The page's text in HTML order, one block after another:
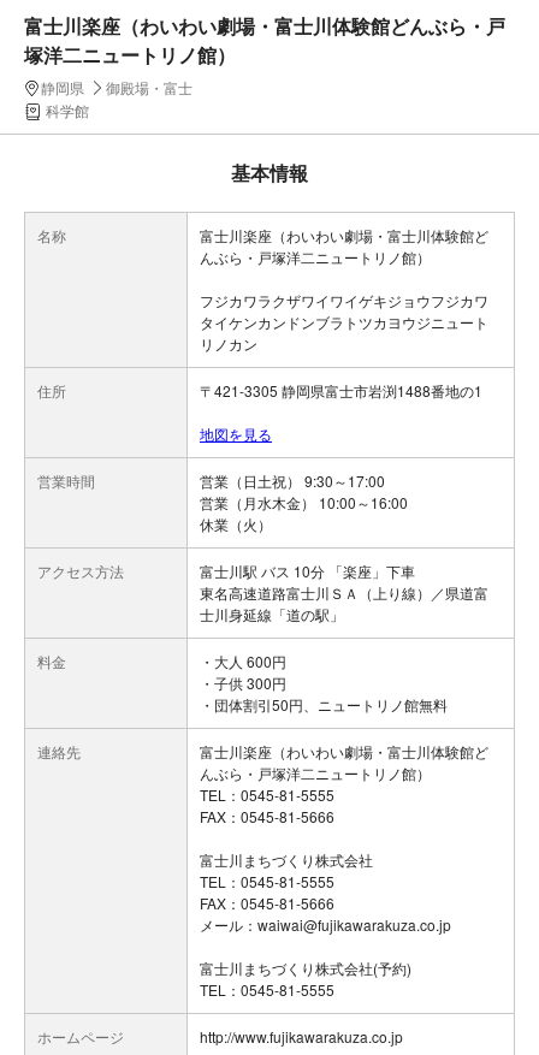
富士川楽座（わいわい劇場・富士川体験館どんぶら・戸
塚洋二ニュートリノ館）
静岡県
御殿場・富士
科学館
基本情報
名称
富士川楽座（わいわい劇場・富士川体験館ど
んぶら・戸塚洋二ニュートリノ館）
フジカワラクザワイワイゲキジョウフジカワ
タイケンカンドンブラトツカヨウジニュート
リノカン
住所 〒421-3305 静岡県富士市岩渕1488番地の1
地図を見る
営業時間
営業（日土祝） 9:30～17:00
営業（月水木金） 10:00～16:00
休業（火）
アクセス方法
富士川駅 バス 10分 「楽座」下車
東名高速道路富士川ＳＡ（上り線）／県道富
士川身延線「道の駅」
料金
・大人 600円
・子供 300円
・団体割引50円、ニュートリノ館無料
連絡先
富士川楽座（わいわい劇場・富士川体験館ど
んぶら・戸塚洋二ニュートリノ館）
TEL：0545-81-5555
FAX：0545-81-5666
富士川まちづくり株式会社
TEL：0545-81-5555
FAX：0545-81-5666
メール：waiwai@fujikawarakuza.co.jp
富士川まちづくり株式会社(予約)
TEL：0545-81-5555
ホームページ http://www.fujikawarakuza.co.jp